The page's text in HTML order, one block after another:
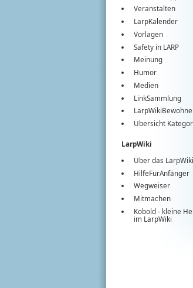
Veranstalten
LarpKalender
Vorlagen
Safety in LARP
Meinung
Humor
Medien
LinkSammlung
Übersicht
LarpWiki
Über das LarpWiki
HilfeFürAnfänger
Wegweiser
Mitmachen
Kobold - kleine
im LarpWiki